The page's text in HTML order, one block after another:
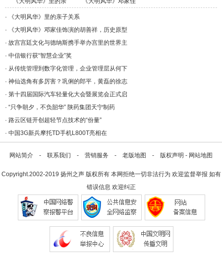
子/a>
·
《大明风华》里的亲子关系
·
《大明风华》邓家佳饰演的胡善祥，历史原型
· 故宫宫廷文化与德纳斯携手举办宫里的世界主
· 中信银行获“智慧企业”奖
· 从传统管理到数字化管理，企业管理层从何下
· 神仙选角有多厉害？巩俐的郎平，黄磊的徐志
· 第十四届国际汽车轻量化大会暨展览会正式启
· “只争朝夕，不负韶华” 陕药集团天宁制药
· 路云区链开创超轻节点技术的“份量”
· 中国3G新兵摩托TD手机L800T亮相在
网站简介 - 联系我们 - 营销服务 - 老版地图 - 版权声明 - 网站地图
Copyright.2002-2019 扬州之声版权所有 本网拒绝一切非法行为 欢迎监督举报 如有
错误信息 欢迎纠正